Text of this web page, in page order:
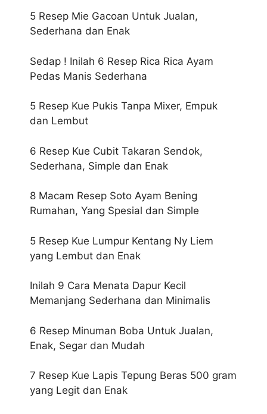
5 Resep Mie Gacoan Untuk Jualan,
Sederhana dan Enak
Sedap ! Inilah 6 Resep Rica Rica Ayam
Pedas Manis Sederhana
5 Resep Kue Pukis Tanpa Mixer, Empuk
dan Lembut
6 Resep Kue Cubit Takaran Sendok,
Sederhana, Simple dan Enak
8 Macam Resep Soto Ayam Bening
Rumahan, Yang Spesial dan Simple
5 Resep Kue Lumpur Kentang Ny Liem
yang Lembut dan Enak
Inilah 9 Cara Menata Dapur Kecil
Memanjang Sederhana dan Minimalis
6 Resep Minuman Boba Untuk Jualan,
Enak, Segar dan Mudah
7 Resep Kue Lapis Tepung Beras 500 gram
yang Legit dan Enak